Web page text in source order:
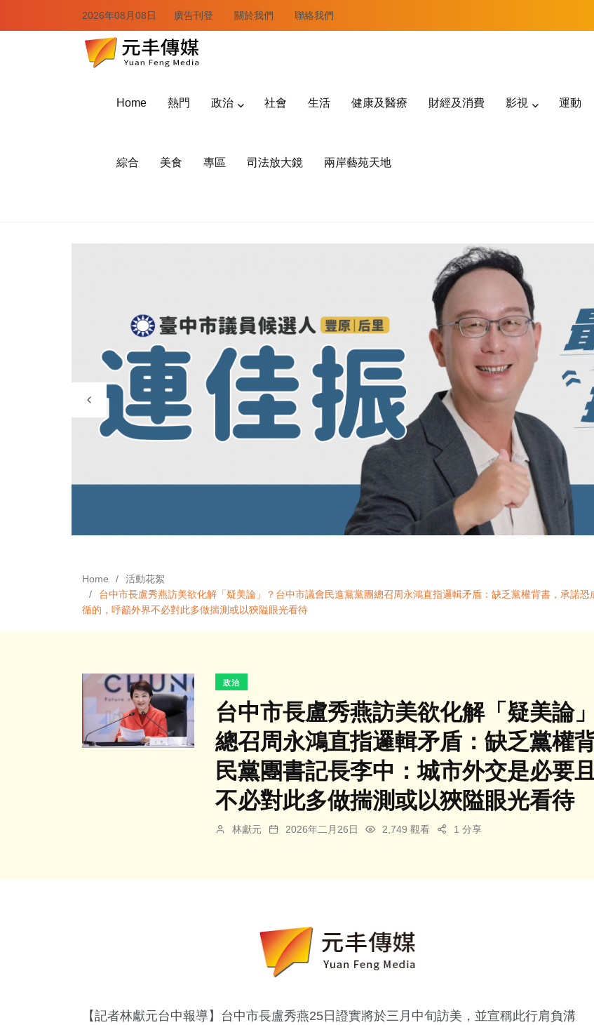
2026年08月08日 廣告刊登 關於我們 聯絡我們
Home 熱門 政治 社會 生活 健康及醫療 財經及消費 影視 運動
綜合 美食 專區 司法放大鏡 兩岸藝苑天地
Home
活動花絮
台中市長盧秀燕訪美欲化解「疑美論」？台中市議會民進黨黨團總召周永鴻直指邏輯矛盾：缺乏黨權背書，承諾
循的，呼籲外界不必對此多做揣測或以狹隘眼光看待
政治
台中市長盧秀燕訪美欲化解「疑美論
總召周永鴻直指邏輯矛盾：缺乏黨權
民黨團書記長李中：城市外交是必要
不必對此多做揣測或以狹隘眼光看待
林獻元 2026年二月26日 2,749 觀看 1 分享
【記者林獻元台中報導】台中市長盧秀燕25日證實將於三月中旬訪美，並宣稱此行肩負溝